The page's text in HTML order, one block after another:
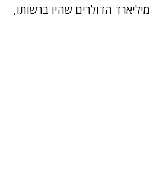
היאכטה שלו, כמו גם 14 מיליארד הדולרים שהיו ברשותו,